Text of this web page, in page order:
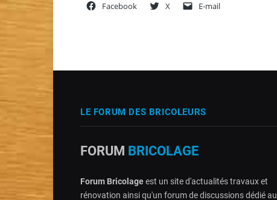
Facebook X E-mail
LE FORUM DES BRICOLEURS
FORUM BRICOLAGE
Forum Bricolageest un site d'actualités travaux et
rénovation ainsi qu'un forum de discussions dédié au